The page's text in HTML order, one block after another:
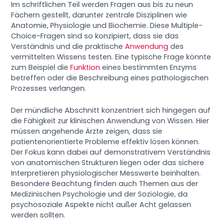
Im schriftlichen Teil werden Fragen aus bis zu neun
Fächern gestellt, darunter zentrale Disziplinen wie
Anatomie, Physiologie und Biochemie. Diese Multiple-
Choice-Fragen sind so konzipiert, dass sie das
Verständnis und die praktischeAnwendung des
vermittelten Wissens testen. Eine typische Frage könnte
zum Beispiel dieFunktion eines bestimmten Enzyms
betreffen oder die Beschreibung eines pathologischen
Prozesses verlangen.
Der mündliche Abschnitt konzentriert sich hingegen auf
die Fähigkeit zur klinischen Anwendung von Wissen. Hier
müssen angehende Ärzte zeigen, dass sie
patientenorientierte Probleme effektiv lösen können.
Der Fokus kann dabei auf demonstrativem Verständnis
von anatomischen Strukturen liegen oder das sichere
Interpretieren physiologischer Messwerte beinhalten.
Besondere Beachtung finden auch Themen aus der
Medizinischen Psychologie und der Soziologie, da
psychosoziale Aspekte nicht außer Acht gelassen
werden sollten.